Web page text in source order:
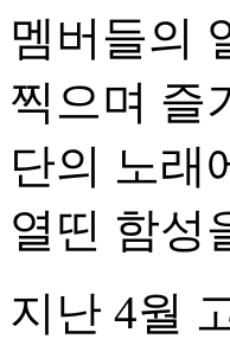
멤버들의
찍으며 즐
단의 노래
열띤 함성
지난 4월